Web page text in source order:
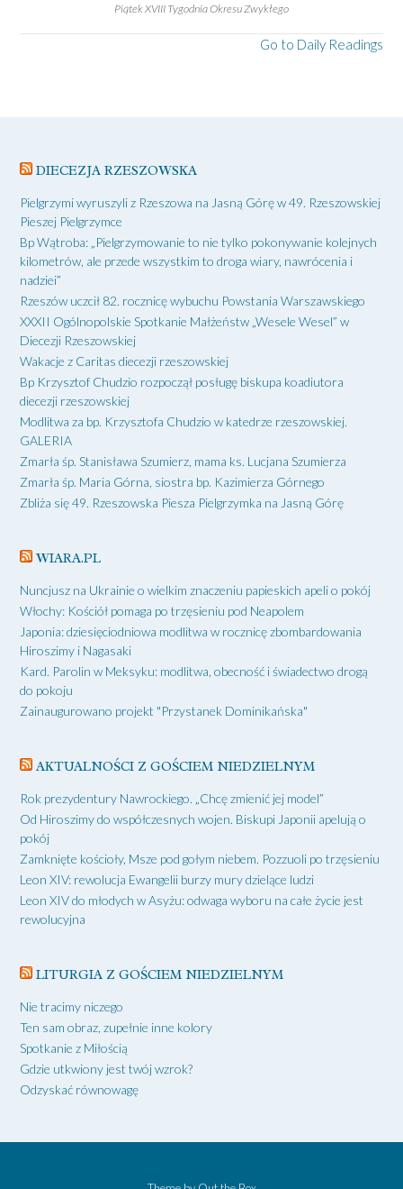
Piątek XVIII Tygodnia Okresu Zwykłego
Go to Daily Readings
DIECEZJA RZESZOWSKA
Pielgrzymi wyruszyli z Rzeszowa na Jasną Górę w 49. Rzeszowskiej
Pieszej Pielgrzymce
Bp Wątroba: „Pielgrzymowanie to nie tylko pokonywanie kolejnych
kilometrów, ale przede wszystkim to droga wiary, nawrócenia i
nadziei”
Rzeszów uczcił 82. rocznicę wybuchu Powstania Warszawskiego
XXXII Ogólnopolskie Spotkanie Małżeństw „Wesele Wesel” w
Diecezji Rzeszowskiej
Wakacje z Caritas diecezji rzeszowskiej
Bp Krzysztof Chudzio rozpoczął posługę biskupa koadiutora
diecezji rzeszowskiej
Modlitwa za bp. Krzysztofa Chudzio w katedrze rzeszowskiej.
GALERIA
Zmarła śp. Stanisława Szumierz, mama ks. Lucjana Szumierza
Zmarła śp. Maria Górna, siostra bp. Kazimierza Górnego
Zbliża się 49. Rzeszowska Piesza Pielgrzymka na Jasną Górę
WIARA.PL
Nuncjusz na Ukrainie o wielkim znaczeniu papieskich apeli o pokój
Włochy: Kościół pomaga po trzęsieniu pod Neapolem
Japonia: dziesięciodniowa modlitwa w rocznicę zbombardowania
Hiroszimy i Nagasaki
Kard. Parolin w Meksyku: modlitwa, obecność i świadectwo drogą
do pokoju
Zainaugurowano projekt "Przystanek Dominikańska"
AKTUALNOŚCI Z GOŚCIEM NIEDZIELNYM
Rok prezydentury Nawrockiego. „Chcę zmienić jej model”
Od Hiroszimy do współczesnych wojen. Biskupi Japonii apelują o
pokój
Zamknięte kościoły, Msze pod gołym niebem. Pozzuoli po trzęsieniu
Leon XIV: rewolucja Ewangelii burzy mury dzielące ludzi
Leon XIV do młodych w Asyżu: odwaga wyboru na całe życie jest
rewolucyjna
LITURGIA Z GOŚCIEM NIEDZIELNYM
Nie tracimy niczego
Ten sam obraz, zupełnie inne kolory
Spotkanie z Miłością
Gdzie utkwiony jest twój wzrok?
Odzyskać równowagę